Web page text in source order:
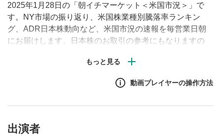
2025年1月28日の「朝イチマーケット＜米国市況＞」で
す。NY市場の振り返り、米国株業種別騰落率ランキン
グ、ADR日本株動向など、米国市況の速報を毎営業日朝
にお届けします。日本株のお取引の参考にもなりますの
動画プレイヤーの操作方法
出演者